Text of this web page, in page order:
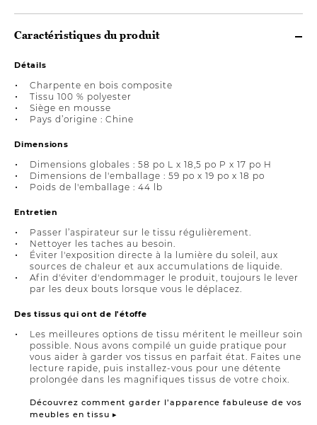
Caractéristiques du produit
Détails
Charpente en bois composite
Tissu 100 % polyester
Siège en mousse
Pays d’origine : Chine
Dimensions
Dimensions globales : 58 po L x 18,5 po P x 17 po H
Dimensions de l'emballage : 59 po x 19 po x 18 po
Poids de l'emballage : 44 lb
Entretien
Passer l’aspirateur sur le tissu régulièrement.
Nettoyer les taches au besoin.
Éviter l'exposition directe à la lumière du soleil, aux
sources de chaleur et aux accumulations de liquide.
Afin d'éviter d'endommager le produit, toujours le lever
par les deux bouts lorsque vous le déplacez.
Des tissus qui ont de l'étoffe
Les meilleures options de tissu méritent le meilleur soin
possible. Nous avons compilé un guide pratique pour
vous aider à garder vos tissus en parfait état. Faites une
lecture rapide, puis installez-vous pour une détente
prolongée dans les magnifiques tissus de votre choix.
Découvrez comment garder l’apparence fabuleuse de vos
meubles en tissu ▸